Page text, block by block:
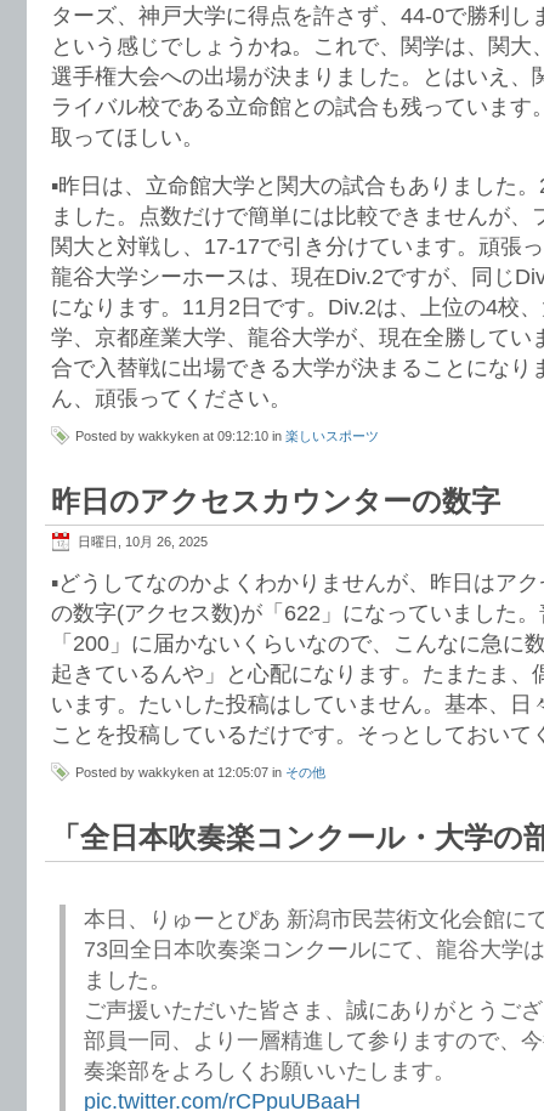
ターズ、神戸大学に得点を許さず、44-0で勝利し
という感じでしょうかね。これで、関学は、関大
選手権大会への出場が決まりました。とはいえ、
ライバル校である立命館との試合も残っています
取ってほしい。
▪️昨日は、立命館大学と関大の試合もありました
ました。点数だけで簡単には比較できませんが、
関大と対戦し、17-17で引き分けています。頑張
龍谷大学シーホースは、現在Div.2ですが、同じ
になります。11月2日です。Div.2は、上位の4校
学、京都産業大学、龍谷大学が、現在全勝してい
合で入替戦に出場できる大学が決まることになり
ん、頑張ってください。
Posted by wakkyken at 09:12:10 in 楽しいスポーツ
昨日のアクセスカウンターの数字
日曜日, 10月 26, 2025
▪️どうしてなのかよくわかりませんが、昨日はア
の数字(アクセス数)が「622」になっていました
「200」に届かないくらいなので、こんなに急に
起きているんや」と心配になります。たまたま、
います。たいした投稿はしていません。基本、日
ことを投稿しているだけです。そっとしておいて
Posted by wakkyken at 12:05:07 in その他
「全日本吹奏楽コンクール・大学の
本日、りゅーとぴあ 新潟市民芸術文化会館に
73回全日本吹奏楽コンクールにて、龍谷大学
ました。
ご声援いただいた皆さま、誠にありがとうご
部員一同、より一層精進して参りますので、
奏楽部をよろしくお願いいたします。
pic.twitter.com/rCPpuUBaaH